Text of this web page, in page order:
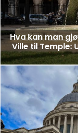
Hva kan man
Ville til